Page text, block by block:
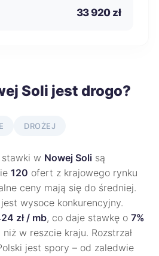
33 920 zł
Soli jest drogo?
DROŻEJ
w Nowej Soli są
120 ofert z krajowego rynku
ceny mają się do średniej.
wysoce konkurencyjny.
zł / mb, co daje stawkę o 7%
w reszcie kraju. Rozstrzał
jest spory – od zaledwie